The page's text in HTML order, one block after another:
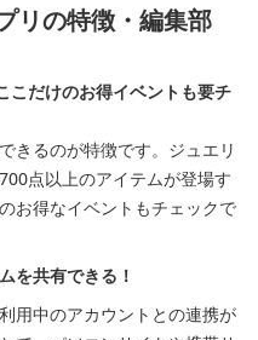
リの特徴・編集部
こだけのお得イベントも要チ
きるのが特徴です。ジュエリ
点以上のアイテムが登場す
お得なイベントもチェックで
を共有できる！
用中のアカウントとの連携が